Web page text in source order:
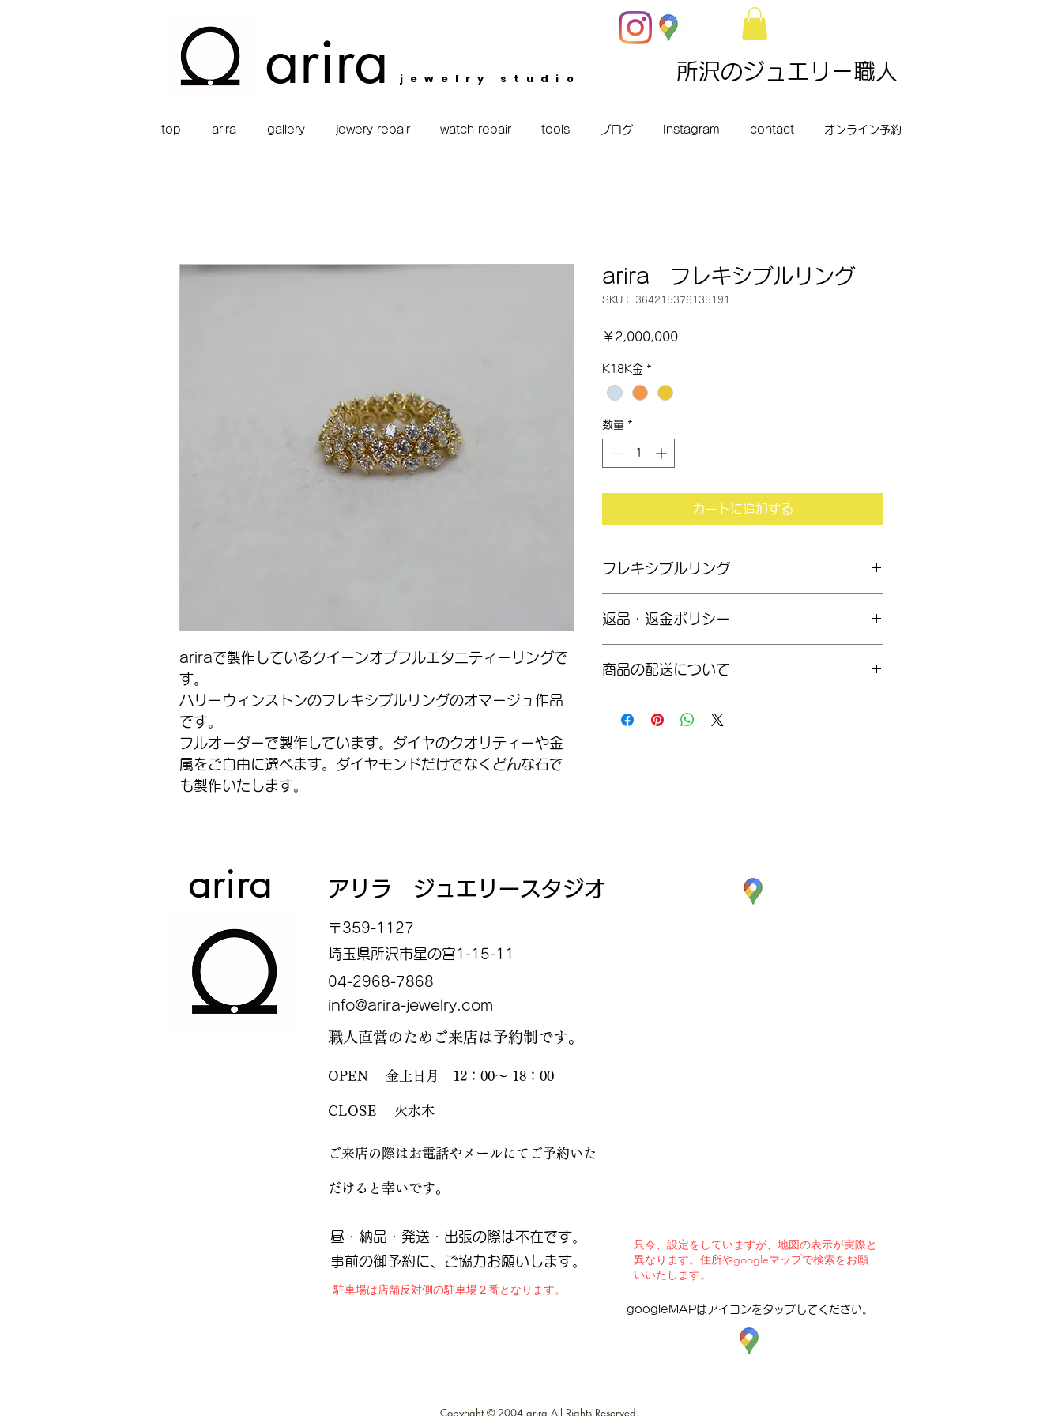
arira jewelry studio
top arira gallery jewery-repair watch-repair tools ブログ Instagram contact オンライン予約
​所沢のジュエリー職人
ariraで製作しているクイーンオブフルエタ二ティーリングで
す。
ハリーウィンストンのフレキシブルリングのオマージュ作品
です。
フルオーダーで製作しています。ダイヤのクオリティーや金
属をご自由に選べます。ダイヤモンドだけでなくどんな石で
も製作いたします。
arira フレキシブルリング
SKU： 364215376135191
￥2,000,000価
K18K金 *
数量 *
カートに追加する
フレキシブルリング
返品・返金ポリシー
せん。
商品の配送について
をお付けしての発送となります。送料は3000円～とと
arira アリラ ジュエリースタジオ
〒359-1127
埼玉県所沢市星の宮1-15-11
​04-2968-7868
info@arira-jewelry.com
職人直営のためご来店は予約制です。
OPEN 金土日月 12：00～ 18：00
CLOSE 火水木
ご来店の際はお電話やメールにてご予約いた
だけると幸いです。
昼・納品・発送・出張の際は不在です。
事前の御予約に、ご協力お願いします。
​駐車場は店舗反対側の駐車場２番となります。
​只今、設定をしていますが、地図の表示が実際と
異なります。住所やgoogleマップで検索をお願
いいたします。
googleMAPはアイコンをタップしてください。
Copyright © 2004 arira All Rights Reserved.